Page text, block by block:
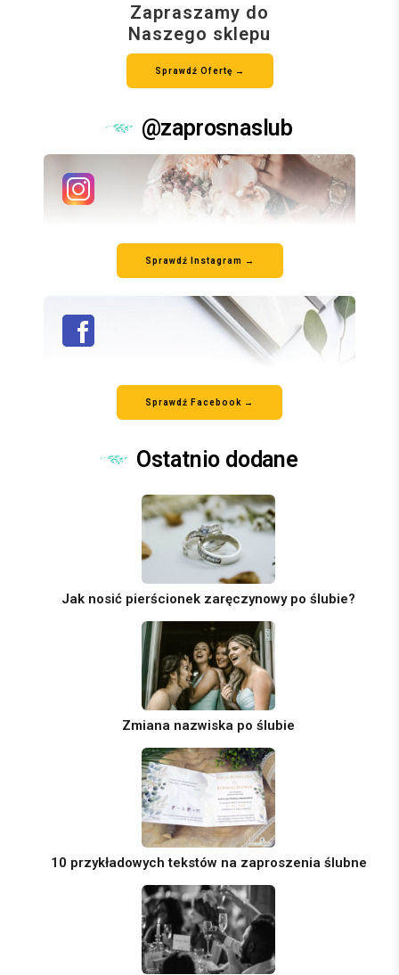
Zapraszamy do
Naszego sklepu
Sprawdź Ofertę →
@zaprosnaslub
Sprawdź Instagram →
Sprawdź Facebook →
Ostatnio dodane
Jak nosić pierścionek zaręczynowy po ślubie?
Zmiana nazwiska po ślubie
10 przykładowych tekstów na zaproszenia ślubne